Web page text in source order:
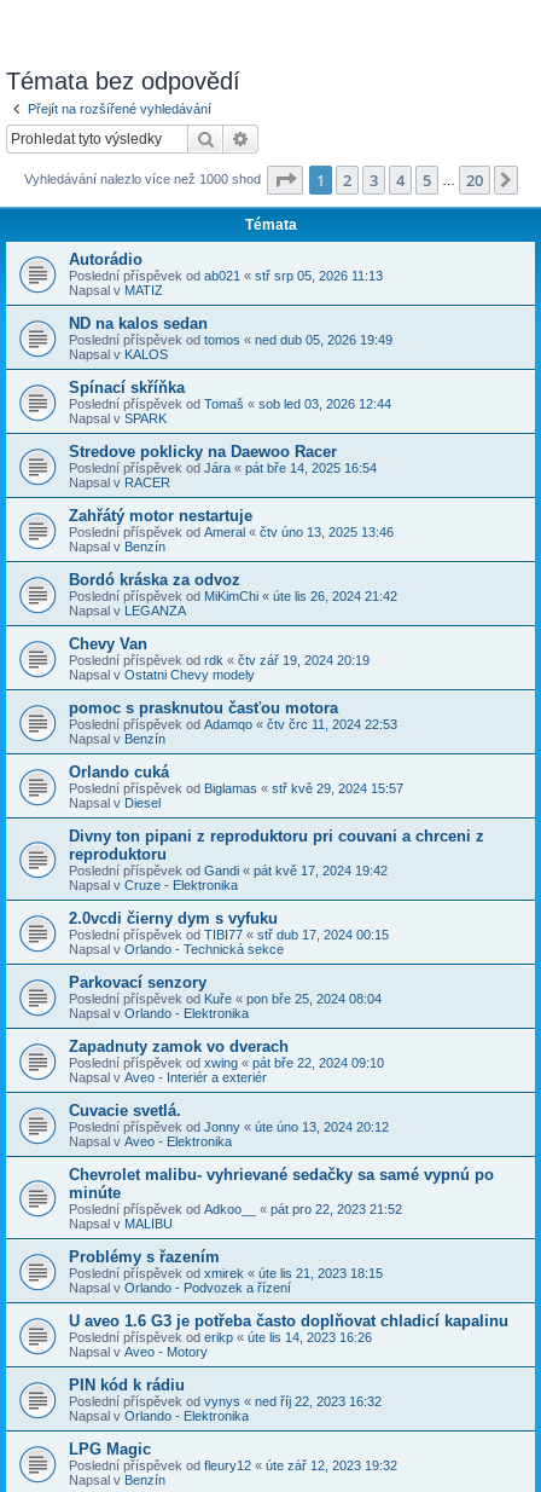
Témata bez odpovědí
Přejít na rozšířené vyhledávání
Hledat
Vyhledávání nalezlo více než 1000 shod Stránka z 20
1 2 3 4 5 20
Témata
Autorádio
Poslední příspěvek od ab021 « stř srp 05, 2026 11:13
Napsal v MATIZ
ND na kalos sedan
Poslední příspěvek od tomos « ned dub 05, 2026 19:49
Napsal v KALOS
Spínací skříňka
Poslední příspěvek od Tomaš « sob led 03, 2026 12:44
Napsal v SPARK
Stredove poklicky na Daewoo Racer
Poslední příspěvek od Jára « pát bře 14, 2025 16:54
Napsal v RACER
Zahřátý motor nestartuje
Poslední příspěvek od Ameral « čtv úno 13, 2025 13:46
Napsal v Benzín
Bordó kráska za odvoz
Poslední příspěvek od MiKimChi « úte lis 26, 2024 21:42
Napsal v LEGANZA
Chevy Van
Poslední příspěvek od rdk « čtv zář 19, 2024 20:19
Napsal v Ostatni Chevy modely
pomoc s prasknutou časťou motora
Poslední příspěvek od Adamqo « čtv črc 11, 2024 22:53
Napsal v Benzín
Orlando cuká
Poslední příspěvek od Biglamas « stř kvě 29, 2024 15:57
Napsal v Diesel
Divny ton pipani z reproduktoru pri couvani a chrceni z
reproduktoru
Poslední příspěvek od Gandi « pát kvě 17, 2024 19:42
Napsal v Cruze - Elektronika
2.0vcdi čierny dym s vyfuku
Poslední příspěvek od TIBI77 « stř dub 17, 2024 00:15
Napsal v Orlando - Technická sekce
Parkovací senzory
Poslední příspěvek od Kuře « pon bře 25, 2024 08:04
Napsal v Orlando - Elektronika
Zapadnuty zamok vo dverach
Poslední příspěvek od xwing « pát bře 22, 2024 09:10
Napsal v Aveo - Interiér a exteriér
Cuvacie svetlá.
Poslední příspěvek od Jonny « úte úno 13, 2024 20:12
Napsal v Aveo - Elektronika
Chevrolet malibu- vyhrievané sedačky sa samé vypnú po
minúte
Poslední příspěvek od Adkoo__ « pát pro 22, 2023 21:52
Napsal v MALIBU
Problémy s řazením
Poslední příspěvek od xmirek « úte lis 21, 2023 18:15
Napsal v Orlando - Podvozek a řízení
U aveo 1.6 G3 je potřeba často doplňovat chladicí kapalinu
Poslední příspěvek od erikp « úte lis 14, 2023 16:26
Napsal v Aveo - Motory
PIN kód k rádiu
Poslední příspěvek od vynys « ned říj 22, 2023 16:32
Napsal v Orlando - Elektronika
LPG Magic
Poslední příspěvek od fleury12 « úte zář 12, 2023 19:32
Napsal v Benzín